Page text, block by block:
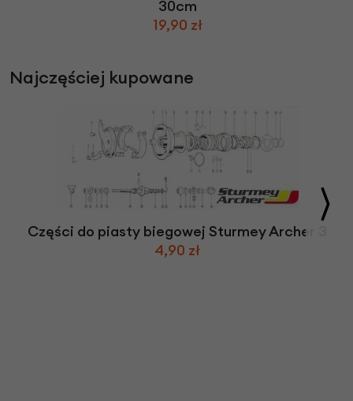
30cm
19,90 zł
Najczęściej kupowane
Części do piasty biegowej Sturmey Archer 3
4,90 zł